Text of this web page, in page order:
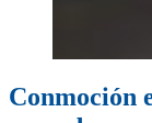
Conmoción